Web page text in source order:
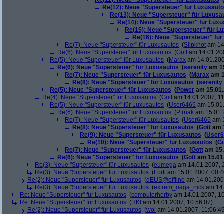
Re(12): Neue "Supersteuer" für
Re(13): Neue "Supersteuer" für
Re(14): Neue "Supersteuer" für
Re(15): Neue "Supersteuer" für
Re(16): Neue "Supersteuer"
Re(7): Neue "Supersteuer" für Luxusautos (Slipknot am
Re(6): Neue "Supersteuer" für Luxusautos (Gott am
Re(5): Neue "Supersteuer" für Luxusautos (Marax am
Re(6): Neue "Supersteuer" für Luxusautos (serenity am
Re(7): Neue "Supersteuer" für Luxusautos (Marax am
Re(8): Neue "Supersteuer" für Luxusautos (serenity
Re(5): Neue "Supersteuer" für Luxusautos (Power am
Re(4): Neue "Supersteuer" für Luxusautos (Gott am 14.01.2007,
Re(5): Neue "Supersteuer" für Luxusautos (User6465 am
Re(6): Neue "Supersteuer" für Luxusautos (Pfrnak am
Re(7): Neue "Supersteuer" für Luxusautos (User6465 am
Re(8): Neue "Supersteuer" für Luxusautos (Gott am
Re(9): Neue "Supersteuer" für Luxusautos (
Re(10): Neue "Supersteuer" für Luxusautos (
Re(7): Neue "Supersteuer" für Luxusautos (Gott am
Re(6): Neue "Supersteuer" für Luxusautos (Gott am
Re(3): Neue "Supersteuer" für Luxusautos (eumega am 14.01.2007,
Re(3): Neue "Supersteuer" für Luxusautos (Forfi am 15.01.2007,
Re(2): Neue "Supersteuer" für Luxusautos (dEUS@offline am
Re(3): Neue "Supersteuer" für Luxusautos (extrem_oaga_nick am
Re: Neue "Supersteuer" für Luxusautos (computerherby am 14.01.2007,
Re: Neue "Supersteuer" für Luxusautos (HKI am 14.01.2007, 10:56:07)
Re(2): Neue "Supersteuer" für Luxusautos (wol am 14.01.2007,